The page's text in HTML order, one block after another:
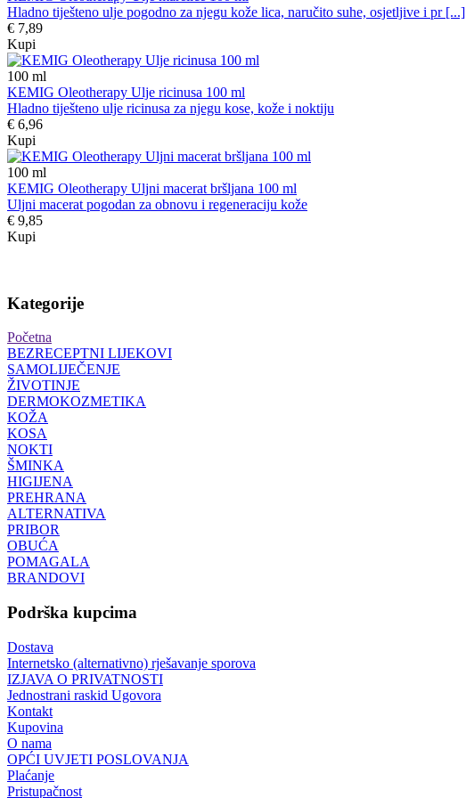
Hladno tiješteno ulje pogodno za njegu kože lica, naručito suhe, osjetljive i pr [...]
€ 7,89
Kupi
100 ml
KEMIG Oleotherapy Ulje ricinusa 100 ml
Hladno tiješteno ulje ricinusa za njegu kose, kože i noktiju
€ 6,96
Kupi
100 ml
KEMIG Oleotherapy Uljni macerat bršljana 100 ml
Uljni macerat pogodan za obnovu i regeneraciju kože
€ 9,85
Kupi
Kategorije
Početna
BEZRECEPTNI LIJEKOVI
SAMOLIJEČENJE
ŽIVOTINJE
DERMOKOZMETIKA
KOŽA
KOSA
NOKTI
ŠMINKA
HIGIJENA
PREHRANA
ALTERNATIVA
PRIBOR
OBUĆA
POMAGALA
BRANDOVI
Podrška kupcima
Dostava
Internetsko (alternativno) rješavanje sporova
IZJAVA O PRIVATNOSTI
Jednostrani raskid Ugovora
Kontakt
Kupovina
O nama
OPĆI UVJETI POSLOVANJA
Plaćanje
Pristupačnost